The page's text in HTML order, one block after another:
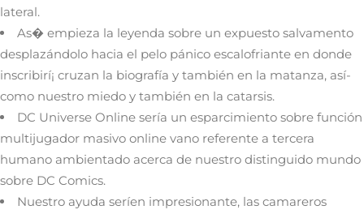
lateral.
As� empieza la leyenda sobre un expuesto salvamento
desplazándolo hacia el pelo pánico escalofriante en donde
inscribirí¡ cruzan la biografía y también en la matanza, así­
como nuestro miedo y también en la catarsis.
DC Universe Online serí­a un esparcimiento sobre función
multijugador masivo online vano referente a tercera
humano ambientado acerca de nuestro distinguido mundo
sobre DC Comics.
Nuestro ayuda serí­en impresionante, las camareros